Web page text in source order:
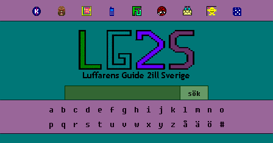
a b c d e f g h i j k l m n
o
p
q r s t u v w x y z å ä ö #